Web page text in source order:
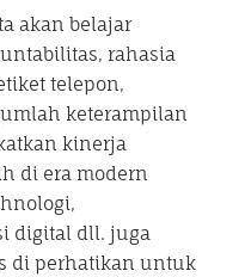
akan belajar
rahasia
telepon,
keterampilan
kinerja
di era modern
digital dll. juga
di perhatikan untuk